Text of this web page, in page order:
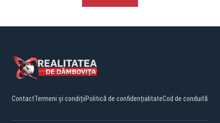
ContactTermeni și condițiiPolitică de confidențialitateCod de conduită